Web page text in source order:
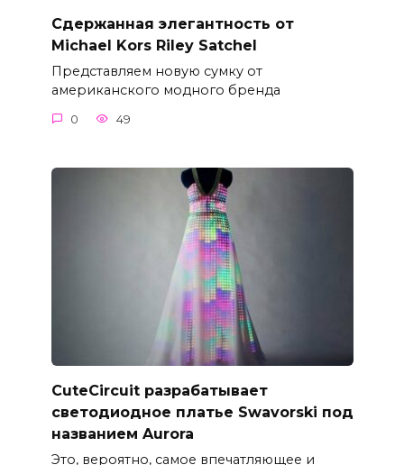
Сдержанная элегантность от
Michael Kors Riley Satchel
Представляем новую сумку от
американского модного бренда
0 49
CuteCircuit разрабатывает
светодиодное платье Swavorski под
названием Aurora
Это, вероятно, самое впечатляющее и